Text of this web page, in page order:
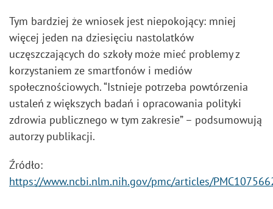
Tym bardziej że wniosek jest niepokojący: mniej
więcej jeden na dziesięciu nastolatków
uczęszczających do szkoły może mieć problemy z
korzystaniem ze smartfonów i mediów
społecznościowych. “Istnieje potrzeba powtórzenia
ustaleń z większych badań i opracowania polityki
zdrowia publicznego w tym zakresie” – podsumowują
autorzy publikacji.
Źródło:
https://www.ncbi.nlm.nih.gov/pmc/articles/